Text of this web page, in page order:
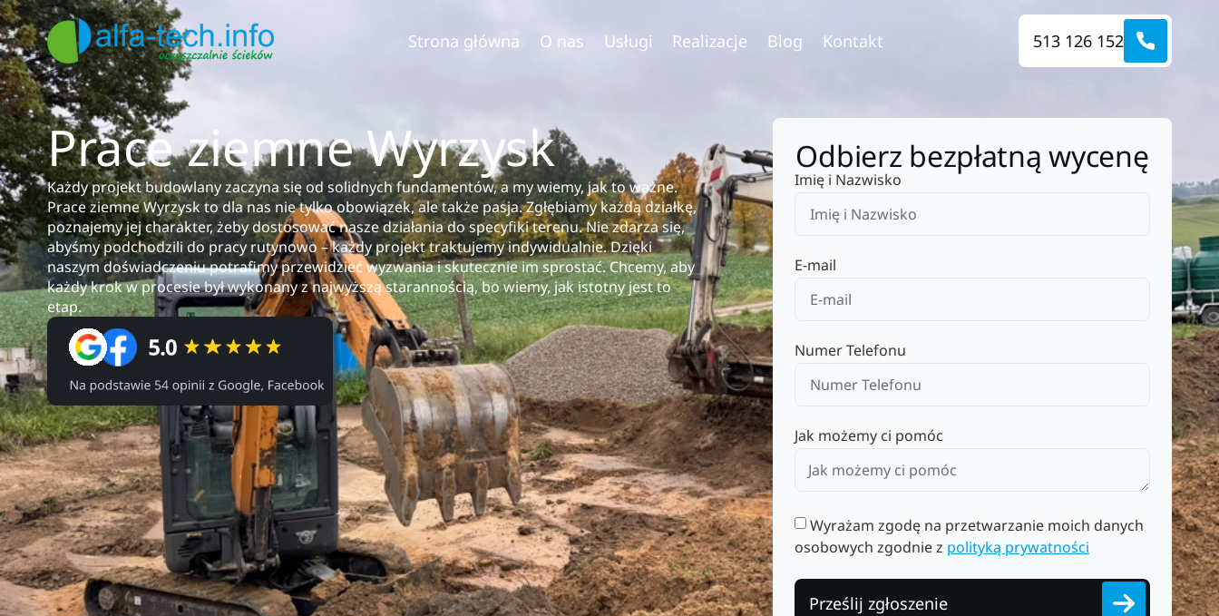
Strona główna O nas Usługi Realizacje Blog Kontakt 513 126 152
Prace ziemne Wyrzysk
Każdy projekt budowlany zaczyna się od solidnych fundamentów, a my wiemy, jak to ważne.
Prace ziemne Wyrzysk to dla nas nie tylko obowiązek, ale także pasja. Zgłębiamy każdą działkę,
poznajemy jej charakter, żeby dostosować nasze działania do specyfiki terenu. Nie zdarza się,
abyśmy podchodzili do pracy rutynowo – każdy projekt traktujemy indywidualnie. Dzięki
naszym doświadczeniu potrafimy przewidzieć wyzwania i skutecznie im sprostać. Chcemy, aby
każdy krok w procesie był wykonany z najwyższą starannością, bo wiemy, jak istotny jest to
etap.
Odbierz bezpłatną wycenę
Imię i Nazwisko
E-mail
Numer Telefonu
Jak możemy ci pomóc
Wyrażam zgodę na przetwarzanie moich danych
osobowych zgodnie z polityką prywatności
Prześlij zgłoszenie